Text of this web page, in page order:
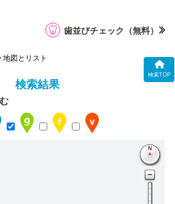
検索TOP
歯並びチェック （無料）
地図とリスト
検索結果